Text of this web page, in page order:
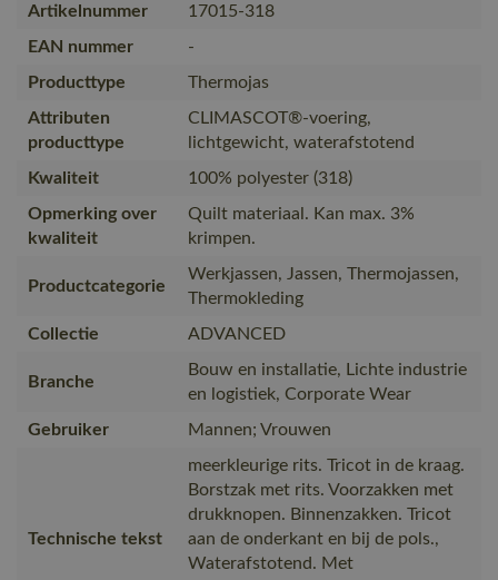
Artikelnummer
17015-318
EAN nummer
-
Producttype
Thermojas
Attributen
producttype
CLIMASCOT®-voering,
lichtgewicht, waterafstotend
Kwaliteit
100% polyester (318)
Opmerking over
kwaliteit
Quilt materiaal. Kan max. 3%
krimpen.
Productcategorie
Werkjassen, Jassen, Thermojassen,
Thermokleding
Collectie
ADVANCED
Branche
Bouw en installatie, Lichte industrie
en logistiek, Corporate Wear
Gebruiker
Mannen; Vrouwen
Technische tekst
meerkleurige rits. Tricot in de kraag.
Borstzak met rits. Voorzakken met
drukknopen. Binnenzakken. Tricot
aan de onderkant en bij de pols.,
Waterafstotend. Met